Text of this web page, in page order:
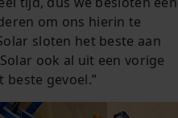
om ons hierin te
sloten het beste aan
ook al uit een vorige
beste gevoel.”